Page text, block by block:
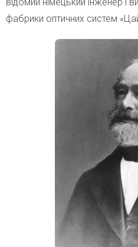
фабрики оптичних систем